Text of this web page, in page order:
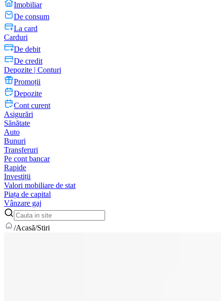
Imobiliar
De consum
La card
Carduri
De debit
De credit
Depozite | Conturi
Promoții
Depozite
Cont curent
Asigurări
Sănătate
Auto
Bunuri
Transferuri
Pe cont bancar
Rapide
Investiții
Valori mobiliare de stat
Piața de capital
Vânzare gaj
/Acasă/Stiri